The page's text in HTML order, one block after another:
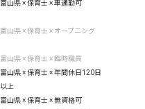
富山県 × 保育士 × 車通勤可
富山県 × 保育士 × オープニング
富山県 × 保育士 × 臨時職員
富山県 × 保育士 × 年間休日120日
以上
富山県 × 保育士 × 無資格可